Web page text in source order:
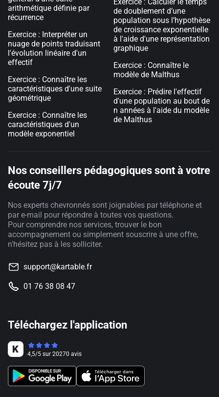
arithmétique définie par
récurrence
Exercice : Interpréter un
nuage de points traduisant
l'évolution linéaire d'un
effectif
Exercice : Connaître les
caractéristiques d'une suite
géométrique
Exercice : Connaître les
caractéristiques d'un
modèle exponentiel
de doublement d’une
population sous l’hypothèse
de croissance exponentielle
à l'aide d'une représentation
graphique
Exercice : Connaître le
modèle de Malthus
Exercice : Prédire l'effectif
d'une population au bout de
n années à l'aide du modèle
de Malthus
Nos conseillers pédagogiques sont à votre
écoute 7j/7
Nos experts chevronnés sont joignables par téléphone et
par e-mail pour répondre à toutes vos questions.
Pour comprendre nos services, trouver le bon
accompagnement ou simplement souscrire à une offre,
n'hésitez pas à les solliciter.
support@kartable.fr
01 76 38 08 47
Téléchargez l'application
4,5/5 sur 20270 avis